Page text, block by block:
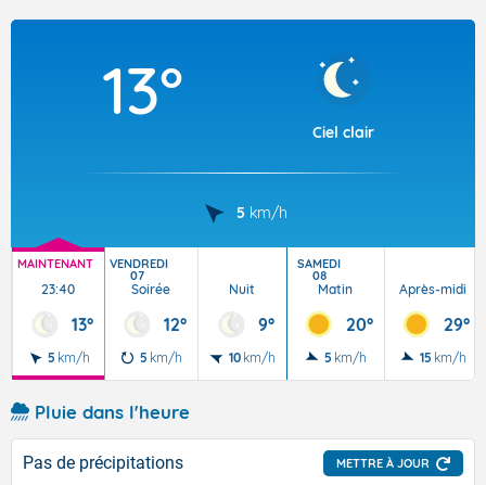
Articles
13°
Ciel clair
5 km/h
MAINTENANT
23:40
13°
5 km/h
VENDREDI
07
Soirée
12°
5 km/h
Nuit
9°
10 km/h
SAMEDI
08
Matin
20°
5 km/h
Après-midi
29°
15 km/h
Pluie dans l'heure
Pas de précipitations METTRE À JOUR